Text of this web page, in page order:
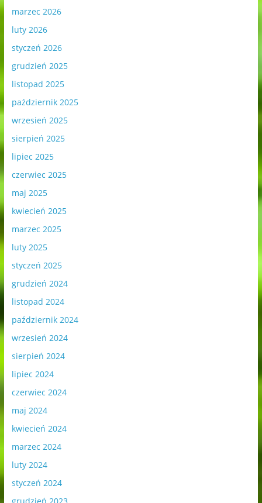
marzec 2026
luty 2026
styczeń 2026
grudzień 2025
listopad 2025
październik 2025
wrzesień 2025
sierpień 2025
lipiec 2025
czerwiec 2025
maj 2025
kwiecień 2025
marzec 2025
luty 2025
styczeń 2025
grudzień 2024
listopad 2024
październik 2024
wrzesień 2024
sierpień 2024
lipiec 2024
czerwiec 2024
maj 2024
kwiecień 2024
marzec 2024
luty 2024
styczeń 2024